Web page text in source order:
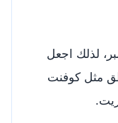
لذلك اجعل
مثل كوفنت